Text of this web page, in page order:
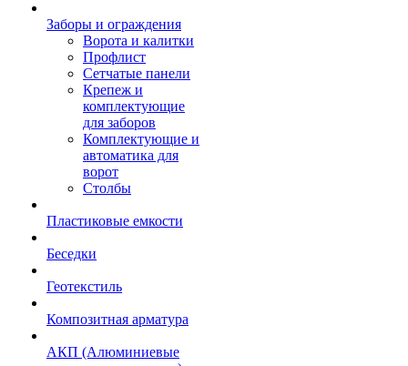
Заборы и ограждения
Ворота и калитки
Профлист
Сетчатые панели
Крепеж и
комплектующие
для заборов
Комплектующие и
автоматика для
ворот
Столбы
Пластиковые емкости
Беседки
Геотекстиль
Композитная арматура
АКП (Алюминиевые